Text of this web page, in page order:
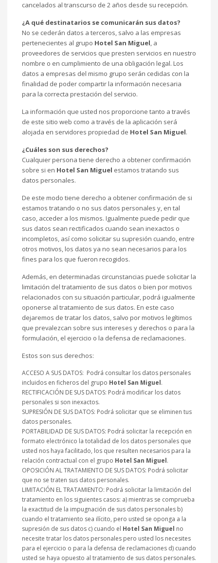
cancelados al transcurso de 2 años desde su recepción.
¿A qué destinatarios se comunicarán sus datos?
No se cederán datos a terceros, salvo a las empresas
pertenecientes al grupo Hotel San Miguel, a
proveedores de servicios que presten servicios en nuestro
nombre o en cumplimiento de una obligación legal. Los
datos a empresas del mismo grupo serán cedidas con la
finalidad de poder compartir la información necesaria
para la correcta prestación del servicio.
La información que usted nos proporcione tanto a través
de este sitio web como a través de la aplicación será
alojada en servidores propiedad de Hotel San Miguel.
¿Cuáles son sus derechos?
Cualquier persona tiene derecho a obtener confirmación
sobre si en Hotel San Miguel estamos tratando sus
datos personales.
De este modo tiene derecho a obtener confirmación de si
estamos tratando o no sus datos personales y, en tal
caso, acceder a los mismos. Igualmente puede pedir que
sus datos sean rectificados cuando sean inexactos o
incompletos, así como solicitar su supresión cuando, entre
otros motivos, los datos ya no sean necesarios para los
fines para los que fueron recogidos.
Además, en determinadas circunstancias puede solicitar la
limitación del tratamiento de sus datos o bien por motivos
relacionados con su situación particular, podrá igualmente
oponerse al tratamiento de sus datos. En este caso
dejaremos de tratar los datos, salvo por motivos legítimos
que prevalezcan sobre sus intereses y derechos o para la
formulación, el ejercicio o la defensa de reclamaciones.
Estos son sus derechos:
ACCESO A SUS DATOS: Podrá consultar los datos personales
incluidos en ficheros del grupo Hotel San Miguel.
RECTIFICACIÓN DE SUS DATOS: Podrá modificar los datos
personales si son inexactos.
SUPRESIÓN DE SUS DATOS: Podrá solicitar que se eliminen tus
datos personales.
PORTABILIDAD DE SUS DATOS: Podrá solicitar la recepción en
formato electrónico la totalidad de los datos personales que
usted nos haya facilitado, los que resulten necesarios para la
relación contractual con el grupo Hotel San Miguel.
OPOSICIÓN AL TRATAMIENTO DE SUS DATOS: Podrá solicitar
que no se traten sus datos personales.
LIMITACIÓN EL TRATAMIENTO: Podrá solicitar la limitación del
tratamiento en los siguientes casos: a) mientras se comprueba
la exactitud de la impugnación de sus datos personales b)
cuando el tratamiento sea ilícito, pero usted se oponga a la
supresión de sus datos c) cuando el Hotel San Miguel no
necesite tratar los datos personales pero usted los necesites
para el ejercicio o para la defensa de reclamaciones d) cuando
usted se haya opuesto al tratamiento de sus datos personales.